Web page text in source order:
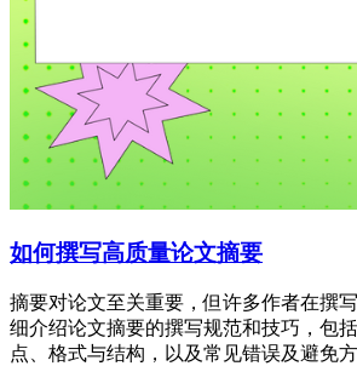
如何撰写高质量论文摘要
摘要对论文至关重要，但许多作者在撰
细介绍论文摘要的撰写规范和技巧，包
点、格式与结构，以及常见错误及避免